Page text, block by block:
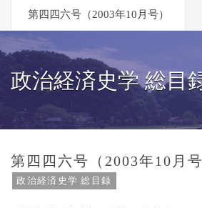
第四四六号（2003年10月号）
政治経済史学 総目
第四四六号（2003年10月号
政治経済史学 総目録